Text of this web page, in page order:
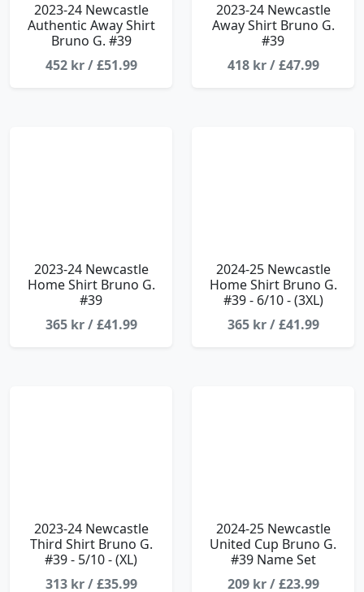
2023-24 Newcastle
Authentic Away Shirt
Bruno G. #39
452 kr / £51.99
2023-24 Newcastle
Away Shirt Bruno G.
#39
418 kr / £47.99
2023-24 Newcastle
Home Shirt Bruno G.
#39
365 kr / £41.99
2024-25 Newcastle
Home Shirt Bruno G.
#39 - 6/10 - (3XL)
365 kr / £41.99
2023-24 Newcastle
Third Shirt Bruno G.
#39 - 5/10 - (XL)
313 kr / £35.99
2024-25 Newcastle
United Cup Bruno G.
#39 Name Set
209 kr / £23.99